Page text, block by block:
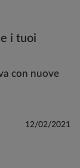
i tuoi
con nuove
12/02/2021